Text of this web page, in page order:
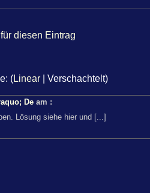
diesen Eintrag
(Linear| Verschachtelt)
De am :
Lösung siehe hier und [...]